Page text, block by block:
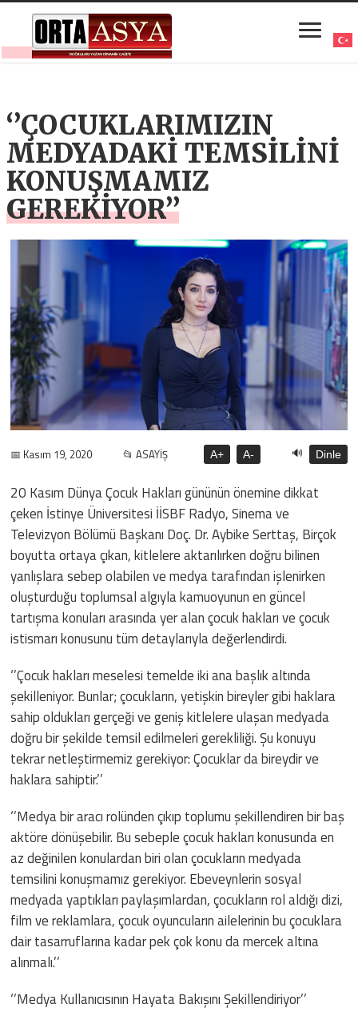
‘’ÇOCUKLARIMIZIN
MEDYADAKİ TEMSİLİNİ
KONUŞMAMIZ
GEREKİYOR’’
📅 Kasım 19, 2020 📂 ASAYİŞ A+ A- 🔊 Dinle
20 Kasım Dünya Çocuk Hakları gününün önemine dikkat
çeken İstinye Üniversitesi İİSBF Radyo, Sinema ve
Televizyon Bölümü Başkanı Doç. Dr. Aybike Serttaş, Birçok
boyutta ortaya çıkan, kitlelere aktarılırken doğru bilinen
yanlışlara sebep olabilen ve medya tarafından işlenirken
oluşturduğu toplumsal algıyla kamuoyunun en güncel
tartışma konuları arasında yer alan çocuk hakları ve çocuk
istismarı konusunu tüm detaylarıyla değerlendirdi.
‘’Çocuk hakları meselesi temelde iki ana başlık altında
şekilleniyor. Bunlar; çocukların, yetişkin bireyler gibi haklara
sahip oldukları gerçeği ve geniş kitlelere ulaşan medyada
doğru bir şekilde temsil edilmeleri gerekliliği. Şu konuyu
tekrar netleştirmemiz gerekiyor: Çocuklar da bireydir ve
haklara sahiptir.’’
‘’Medya bir aracı rolünden çıkıp toplumu şekillendiren bir baş
aktöre dönüşebilir. Bu sebeple çocuk hakları konusunda en
az değinilen konulardan biri olan çocukların medyada
temsilini konuşmamız gerekiyor. Ebeveynlerin sosyal
medyada yaptıkları paylaşımlardan, çocukların rol aldığı dizi,
film ve reklamlara, çocuk oyuncuların ailelerinin bu çocuklara
dair tasarruflarına kadar pek çok konu da mercek altına
alınmalı.’’
‘’Medya Kullanıcısının Hayata Bakışını Şekillendiriyor’’